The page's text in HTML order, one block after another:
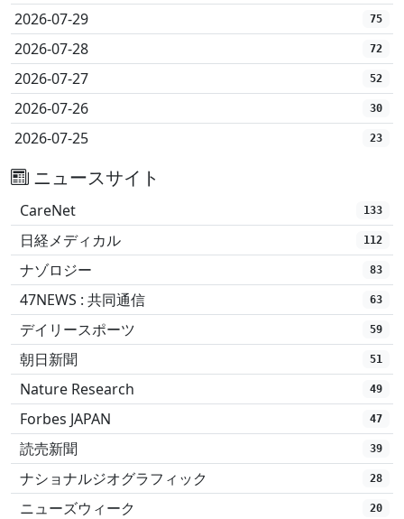
2026-07-29 75
2026-07-28 72
2026-07-27 52
2026-07-26 30
2026-07-25 23
ニュースサイト
CareNet 133
日経メディカル 112
ナゾロジー 83
47NEWS : 共同通信 63
デイリースポーツ 59
朝日新聞 51
Nature Research 49
Forbes JAPAN 47
読売新聞 39
ナショナルジオグラフィック 28
ニューズウィーク 20